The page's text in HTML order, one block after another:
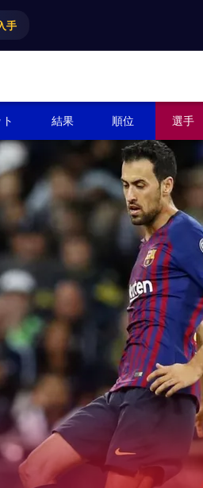
手
結果 順位 選手